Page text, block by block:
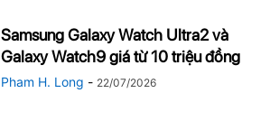
Samsung Galaxy Watch Ultra2 và
Galaxy Watch9 giá từ 10 triệu đồng
Pham H. Long - 22/07/2026